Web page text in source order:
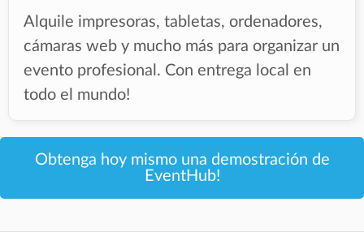
Alquile impresoras, tabletas, ordenadores,
cámaras web y mucho más para organizar un
evento profesional. Con entrega local en
todo el mundo!
Obtenga hoy mismo una demostración de
EventHub!